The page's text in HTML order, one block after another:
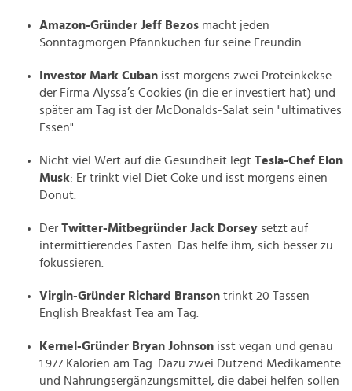
Amazon-Gründer Jeff Bezos macht jeden
Sonntagmorgen Pfannkuchen für seine Freundin.
Investor Mark Cuban isst morgens zwei Proteinkekse
der Firma Alyssa’s Cookies (in die er investiert hat) und
später am Tag ist der McDonalds-Salat sein "ultimatives
Essen".
Nicht viel Wert auf die Gesundheit legt Tesla-Chef Elon
Musk: Er trinkt viel Diet Coke und isst morgens einen
Donut.
Der Twitter-Mitbegründer Jack Dorsey setzt auf
intermittierendes Fasten. Das helfe ihm, sich besser zu
fokussieren.
Virgin-Gründer Richard Branson trinkt 20 Tassen
English Breakfast Tea am Tag.
Kernel-Gründer Bryan Johnson isst vegan und genau
1.977 Kalorien am Tag. Dazu zwei Dutzend Medikamente
und Nahrungsergänzungsmittel, die dabei helfen sollen